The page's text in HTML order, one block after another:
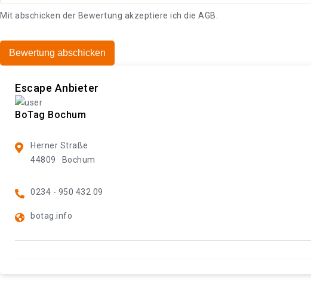
Mit abschicken der Bewertung akzeptiere ich die AGB
Bewertung abschicken
Escape Anbieter
BoTag Bochum
Herner Straße
44809
Bochum
0234 - 950 432 09
botag.info